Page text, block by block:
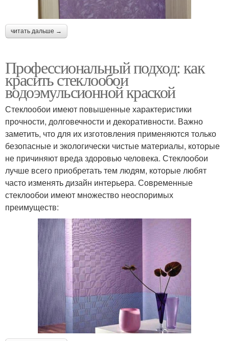
читать дальше →
Профессиональный подход: как
красить стеклообои
водоэмульсионной краской
Стеклообои имеют повышенные характеристики
прочности, долговечности и декоративности. Важно
заметить, что для их изготовления применяются только
безопасные и экологически чистые материалы, которые
не причиняют вреда здоровью человека. Стеклообои
лучше всего приобретать тем людям, которые любят
часто изменять дизайн интерьера. Современные
стеклообои имеют множество неоспоримых
преимуществ: